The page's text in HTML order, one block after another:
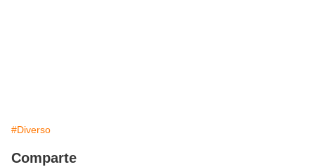
#Diverso
Comparte